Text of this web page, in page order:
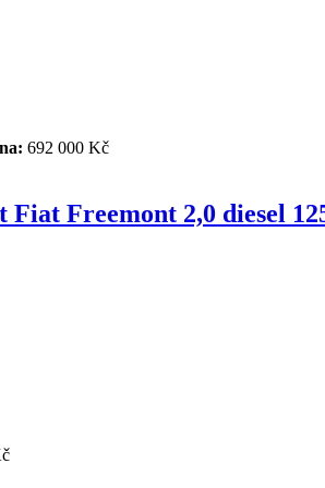
692 000 Kč
Fiat Freemont 2,0 diesel